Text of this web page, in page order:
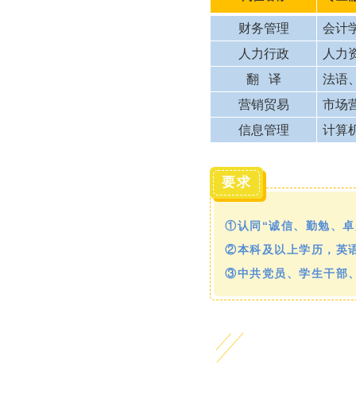
财务管理
会计
人力行政
人力
翻 译
法语
营销贸易
市场
信息管理
计算
要求
①认同“诚信、勤勉、
②本科及以上学历，英
③中共党员、学生干部